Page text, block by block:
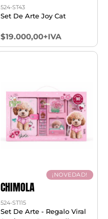
524-ST43
Set De Arte Joy Cat
$19.000,00+IVA
¡NOVEDAD!
CHIMOLA
524-ST115
Set De Arte - Regalo Viral